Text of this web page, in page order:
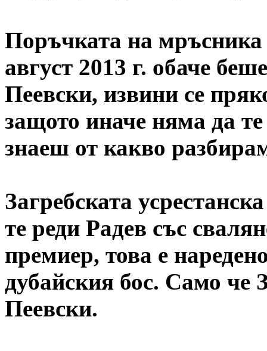
Поръчката на
август 2013 г. обаче
Пеевски, извини се
защото иначе няма да
знаеш от какво
Загребската
те реди Радев със
премиер, това е
дубайския бос. Само че
Пеевски.